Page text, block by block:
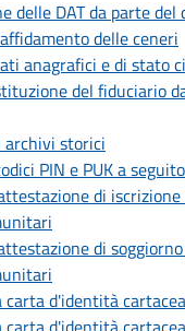
delle DAT da parte del
delle ceneri
anagrafici e di stato
del fiduciario
archivi storici
PIN e PUK a
di
di
carta d'identità